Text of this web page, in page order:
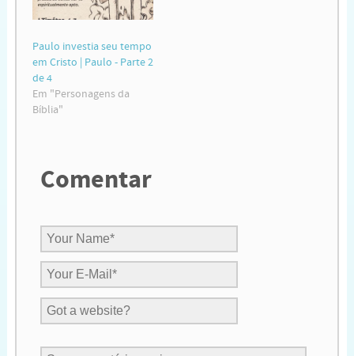
Paulo investia seu tempo
em Cristo | Paulo - Parte 2
de 4
Em "Personagens da
Bíblia"
Comentar